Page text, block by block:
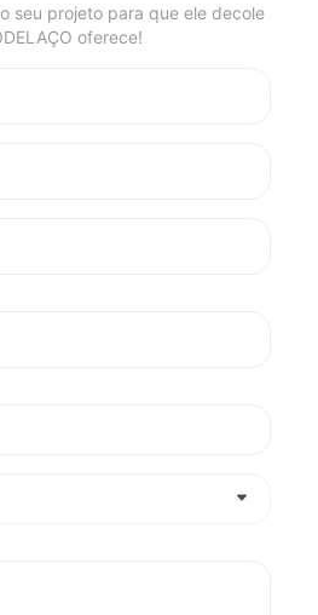
seu projeto para que ele decole
oferece!